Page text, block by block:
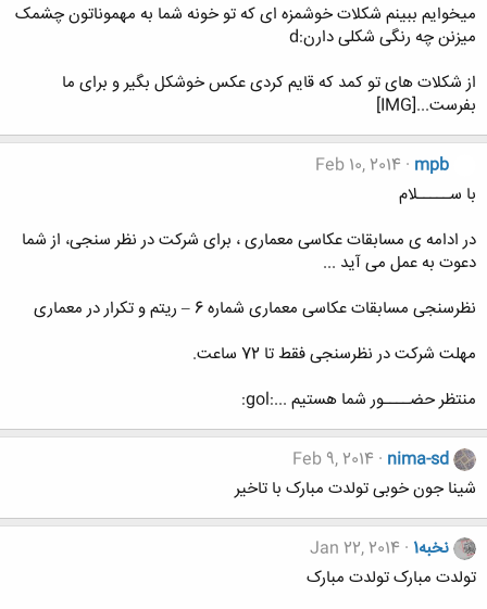
میخوایم ببینم شکلات خوشمزه ای که تو خونه شما به مهموناتون چشمک
میزنن چه رنگی شکلی دارن:d
از شکلات های تو کمد که قایم کردی عکس خوشکل بگیر و برای ما
بفرست...[IMG]
mpb
Feb 10, 2014
با ســـــلام
در ادامه ی مسابقات عکاسی معماری ، برای شرکت در نظر سنجی، از شما
دعوت به عمل می آید ...
نظرسنجی مسابقات عکاسی معماری شماره 6 – ریتم و تکرار در معماری
مهلت شرکت در نظرسنجی فقط تا 72 ساعت.
منتظر حضــــور شما هستیم ...:gol:
nima-sd
Feb 9, 2014
شینا جون خوبی تولدت مبارک با تاخیر
نخبه1
Jan 22, 2014
تولدت مبارک تولدت مبارک